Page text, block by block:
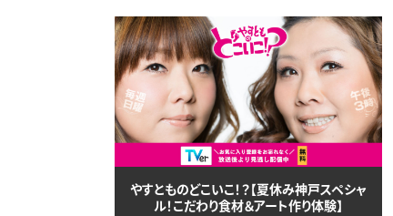
やすとものどこいこ！？【夏休み神戸スペシャ
ル！こだわり食材＆アート作り体験】